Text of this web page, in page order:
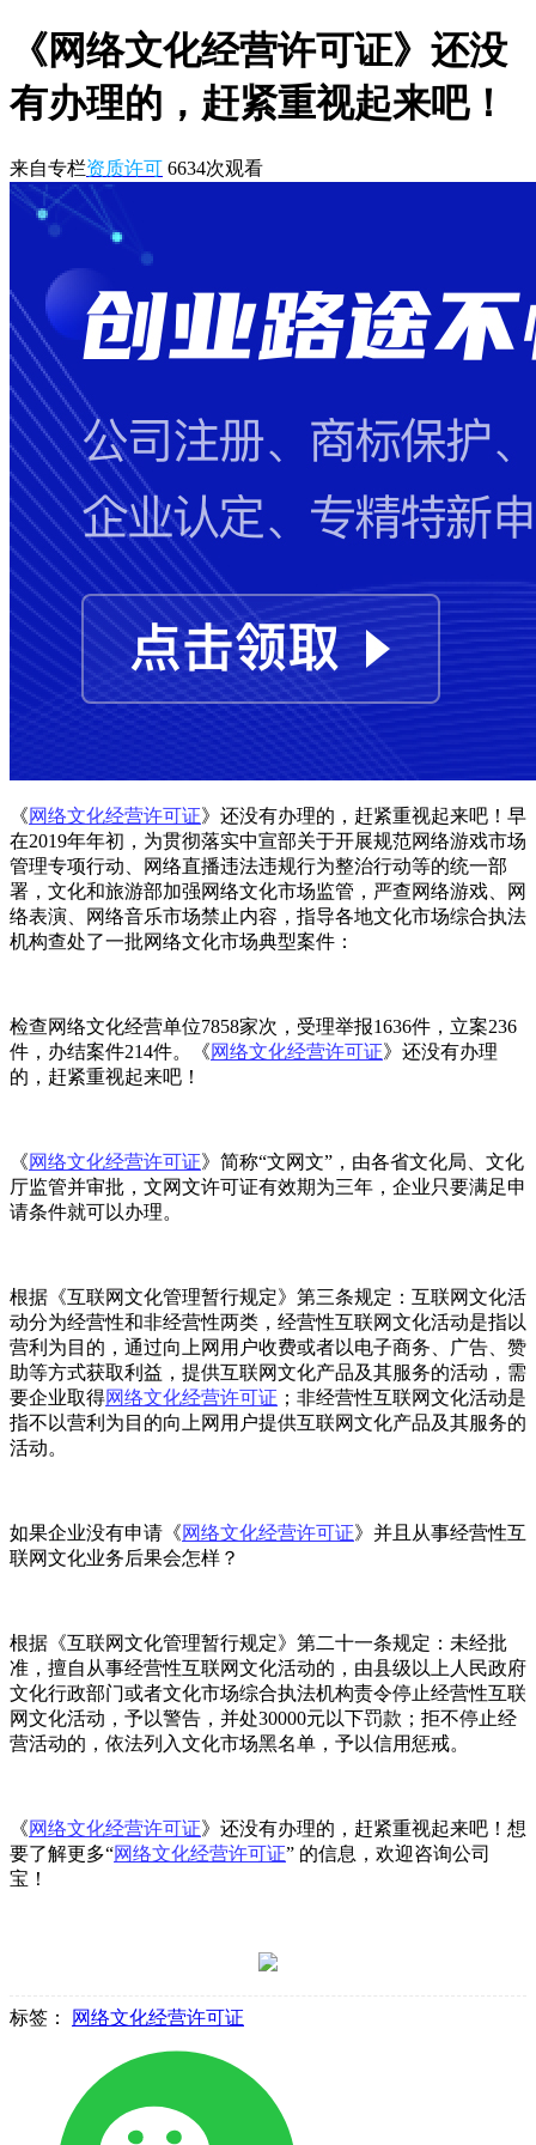
《网络文化经营许可证》还没
有办理的，赶紧重视起来吧！
来自专栏资质许可 6634次观看
《网络文化经营许可证》还没有办理的，赶紧重视起来吧！早
在2019年年初，为贯彻落实中宣部关于开展规范网络游戏市场
管理专项行动、网络直播违法违规行为整治行动等的统一部
署，文化和旅游部加强网络文化市场监管，严查网络游戏、网
络表演、网络音乐市场禁止内容，指导各地文化市场综合执法
机构查处了一批网络文化市场典型案件：
检查网络文化经营单位7858家次，受理举报1636件，立案236
件，办结案件214件。《网络文化经营许可证》还没有办理
的，赶紧重视起来吧！
《网络文化经营许可证》简称“文网文”，由各省文化局、文化
厅监管并审批，文网文许可证有效期为三年，企业只要满足申
请条件就可以办理。
根据《互联网文化管理暂行规定》第三条规定：互联网文化活
动分为经营性和非经营性两类，经营性互联网文化活动是指以
营利为目的，通过向上网用户收费或者以电子商务、广告、赞
助等方式获取利益，提供互联网文化产品及其服务的活动，需
要企业取得网络文化经营许可证 ；非经营性互联网文化活动是
指不以营利为目的向上网用户提供互联网文化产品及其服务的
活动。
如果企业没有申请《网络文化经营许可证》并且从事经营性互
联网文化业务后果会怎样？
根据《互联网文化管理暂行规定》第二十一条规定：未经批
准，擅自从事经营性互联网文化活动的，由县级以上人民政府
文化行政部门或者文化市场综合执法机构责令停止经营性互联
网文化活动，予以警告，并处30000元以下罚款；拒不停止经
营活动的，依法列入文化市场黑名单，予以信用惩戒。
《网络文化经营许可证》还没有办理的，赶紧重视起来吧！想
要了解更多“网络文化经营许可证” 的信息，欢迎咨询公司
宝！
标签： 网络文化经营许可证